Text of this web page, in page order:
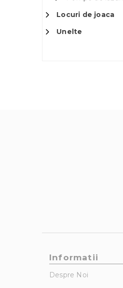
Locuri de joaca
Unelte
Informatii
Despre Noi